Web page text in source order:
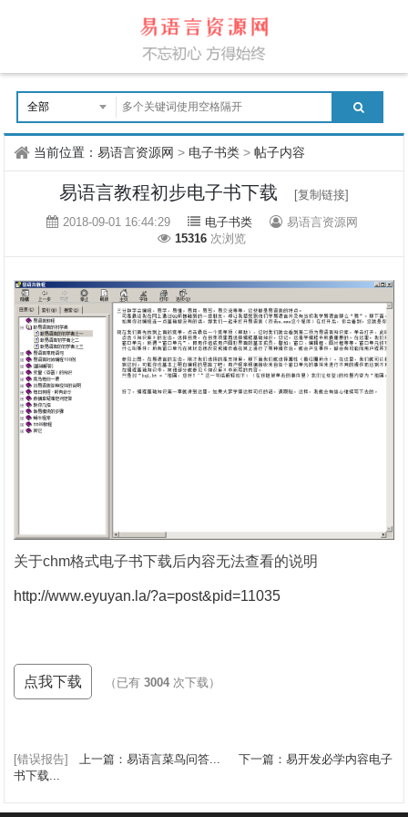
当前位置：易语言资源网 > 电子书类 >帖子内容
易语言教程初步电子书下载
[复制链接]
2018-09-01 16:44:29
电子书类
易语言资源网
15316 次浏览
关于chm格式电子书下载后内容无法查看的说明
http://www.eyuyan.la/?a=post&pid=11035
点我下载 （已有3004 次下载）
[错误报告] 上一篇：易语言菜鸟问答...
下一篇：易开发必学内容电子
书下载...